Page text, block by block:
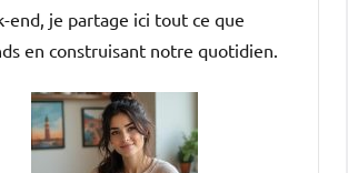
end, je partage ici tout ce que
en construisant notre quotidien.